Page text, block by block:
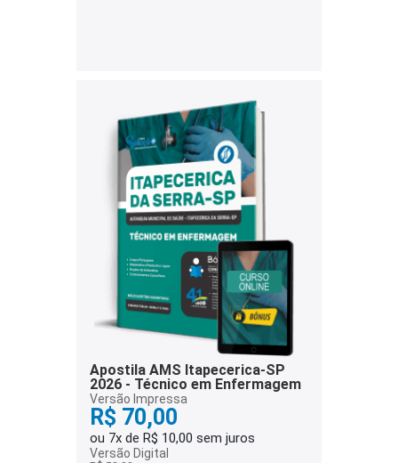
Apostila AMS Itapecerica-SP
2026 - Técnico em Enfermagem
Versão Impressa
R$ 70,00
ou 7x de R$ 10,00 sem juros
Versão Digital